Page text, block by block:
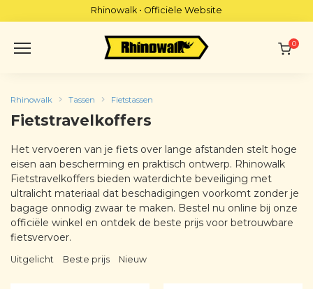
to
Rhinowalk • Officiële Website
0
Rhinowalk Tassen Fietstassen
Fietstravelkoffers
Het vervoeren van je fiets over lange afstanden stelt hoge
eisen aan bescherming en praktisch ontwerp. Rhinowalk
Fietstravelkoffers bieden waterdichte beveiliging met
ultralicht materiaal dat beschadigingen voorkomt zonder je
bagage onnodig zwaar te maken. Bestel nu online bij onze
officiële winkel en ontdek de beste prijs voor betrouwbare
fietsvervoer.
Uitgelicht Beste prijs Nieuw